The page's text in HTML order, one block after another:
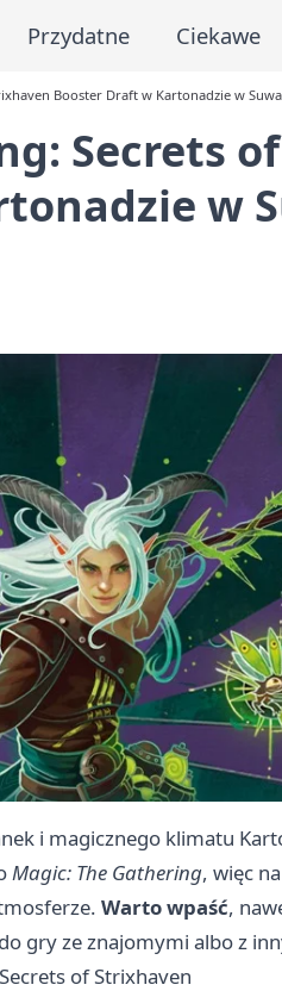
Przydatne Ciekawe
Booster Draft w Kartonadzie w
Secrets
w
i magicznego klimatu
Magic: The Gathering, więc
Warto wpaść,
gry ze znajomymi albo z
of Strixhaven